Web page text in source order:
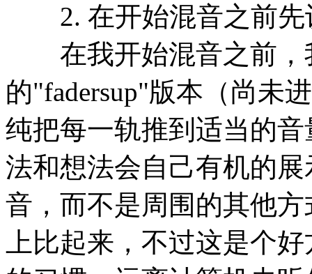
2. 在开始混音之前先
在我开始混音之前，
的"fadersup"版本（尚未
纯把每一轨推到适当的
法和想法会自己有机的
音，而不是周围的其他
上比起来，不过这是个